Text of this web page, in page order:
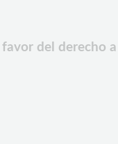
del derecho